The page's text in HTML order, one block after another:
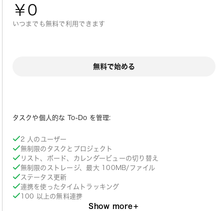
￥0
いつまでも無料で利用できます
無料で始める
タスクや個人的な To-Do を管理:
2 人のユーザー
無制限のタスクとプロジェクト
リスト、ボード、カレンダービューの切り替え
無制限のストレージ、最大 100MB/ファイル
ステータス更新
連携を使ったタイムトラッキング
100 以上の無料連携
Show more